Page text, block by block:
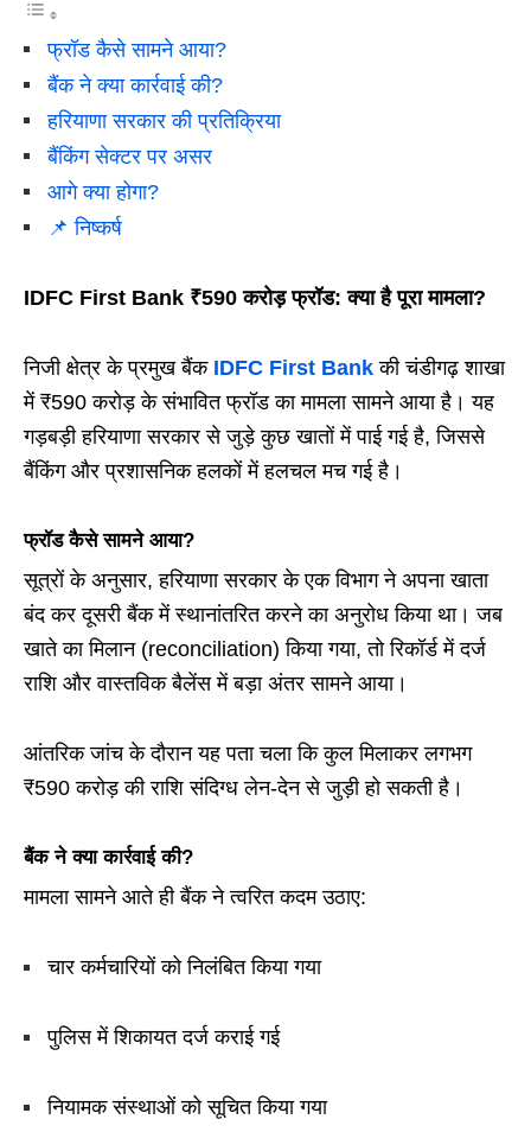
फ्रॉड कैसे सामने आया?
बैंक ने क्या कार्रवाई की?
हरियाणा सरकार की प्रतिक्रिया
बैंकिंग सेक्टर पर असर
आगे क्या होगा?
📌 निष्कर्ष
IDFC First Bank ₹590 करोड़ फ्रॉड: क्या है पूरा मामला?
निजी क्षेत्र के प्रमुख बैंक IDFC First Bank की चंडीगढ़ शाखा
में ₹590 करोड़ के संभावित फ्रॉड का मामला सामने आया है। यह
गड़बड़ी हरियाणा सरकार से जुड़े कुछ खातों में पाई गई है, जिससे
बैंकिंग और प्रशासनिक हलकों में हलचल मच गई है।
फ्रॉड कैसे सामने आया?
सूत्रों के अनुसार, हरियाणा सरकार के एक विभाग ने अपना खाता
बंद कर दूसरी बैंक में स्थानांतरित करने का अनुरोध किया था। जब
खाते का मिलान (reconciliation) किया गया, तो रिकॉर्ड में दर्ज
राशि और वास्तविक बैलेंस में बड़ा अंतर सामने आया।
आंतरिक जांच के दौरान यह पता चला कि कुल मिलाकर लगभग
₹590 करोड़ की राशि संदिग्ध लेन-देन से जुड़ी हो सकती है।
बैंक ने क्या कार्रवाई की?
मामला सामने आते ही बैंक ने त्वरित कदम उठाए:
चार कर्मचारियों को निलंबित किया गया
पुलिस में शिकायत दर्ज कराई गई
नियामक संस्थाओं को सूचित किया गया